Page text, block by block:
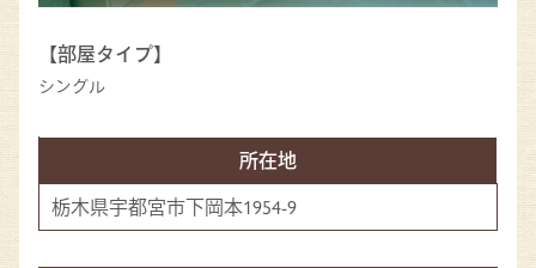
【部屋タイプ】
シングル
所在地
栃木県宇都宮市下岡本1954-9